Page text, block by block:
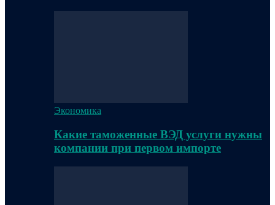
Экономика
Какие таможенные ВЭД услуги нужны
компании при первом импорте